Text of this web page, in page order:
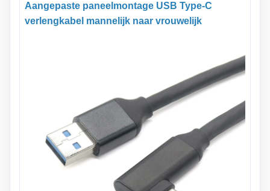
Aangepaste paneelmontage USB Type-C
verlengkabel mannelijk naar vrouwelijk